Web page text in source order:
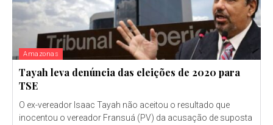
Amazonas
Tayah leva denúncia das eleições de 2020 para
TSE
O ex-vereador Isaac Tayah não aceitou o resultado que
inocentou o vereador Fransuá (PV) da acusação de suposta